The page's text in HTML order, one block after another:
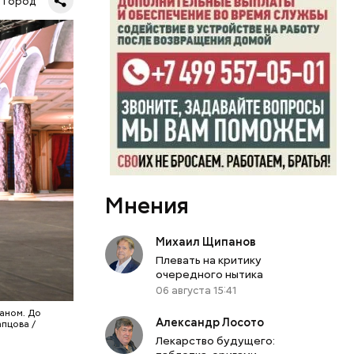
До
/
Мнения
Михаил Щипанов
Плевать на критику
очередного нытика
06 августа 15:41
Александр Лосото
Лекарство будущего: